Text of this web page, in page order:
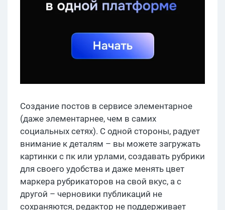
Создание постов в сервисе элементарное
(даже элементарнее, чем в самих
социальных сетях). С одной стороны, радует
внимание к деталям – вы можете загружать
картинки с пк или урлами, создавать рубрики
для своего удобства и даже менять цвет
маркера рубрикаторов на свой вкус, а с
другой – черновики публикаций не
сохраняются, редактор не поддерживает